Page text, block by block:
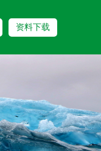
资料下载